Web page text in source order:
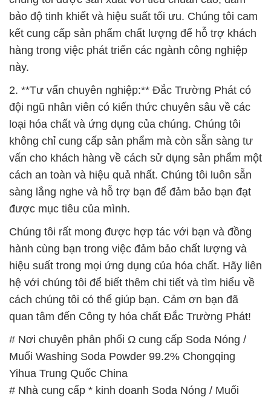
bảo độ tinh khiết và hiệu suất tối ưu. Chúng tôi cam
kết cung cấp sản phẩm chất lượng để hỗ trợ khách
hàng trong việc phát triển các ngành công nghiệp
này.
2. **Tư vấn chuyên nghiệp:** Đắc Trường Phát có
đội ngũ nhân viên có kiến thức chuyên sâu về các
loại hóa chất và ứng dụng của chúng. Chúng tôi
không chỉ cung cấp sản phẩm mà còn sẵn sàng tư
vấn cho khách hàng về cách sử dụng sản phẩm một
cách an toàn và hiệu quả nhất. Chúng tôi luôn sẵn
sàng lắng nghe và hỗ trợ bạn để đảm bảo bạn đạt
được mục tiêu của mình.
Chúng tôi rất mong được hợp tác với bạn và đồng
hành cùng bạn trong việc đảm bảo chất lượng và
hiệu suất trong mọi ứng dụng của hóa chất. Hãy liên
hệ với chúng tôi để biết thêm chi tiết và tìm hiểu về
cách chúng tôi có thể giúp bạn. Cảm ơn bạn đã
quan tâm đến Công ty hóa chất Đắc Trường Phát!
# Nơi chuyên phân phối Ω cung cấp Soda Nóng /
Muối Washing Soda Powder 99.2% Chongqing
Yihua Trung Quốc China
# Nhà cung cấp * kinh doanh Soda Nóng / Muối